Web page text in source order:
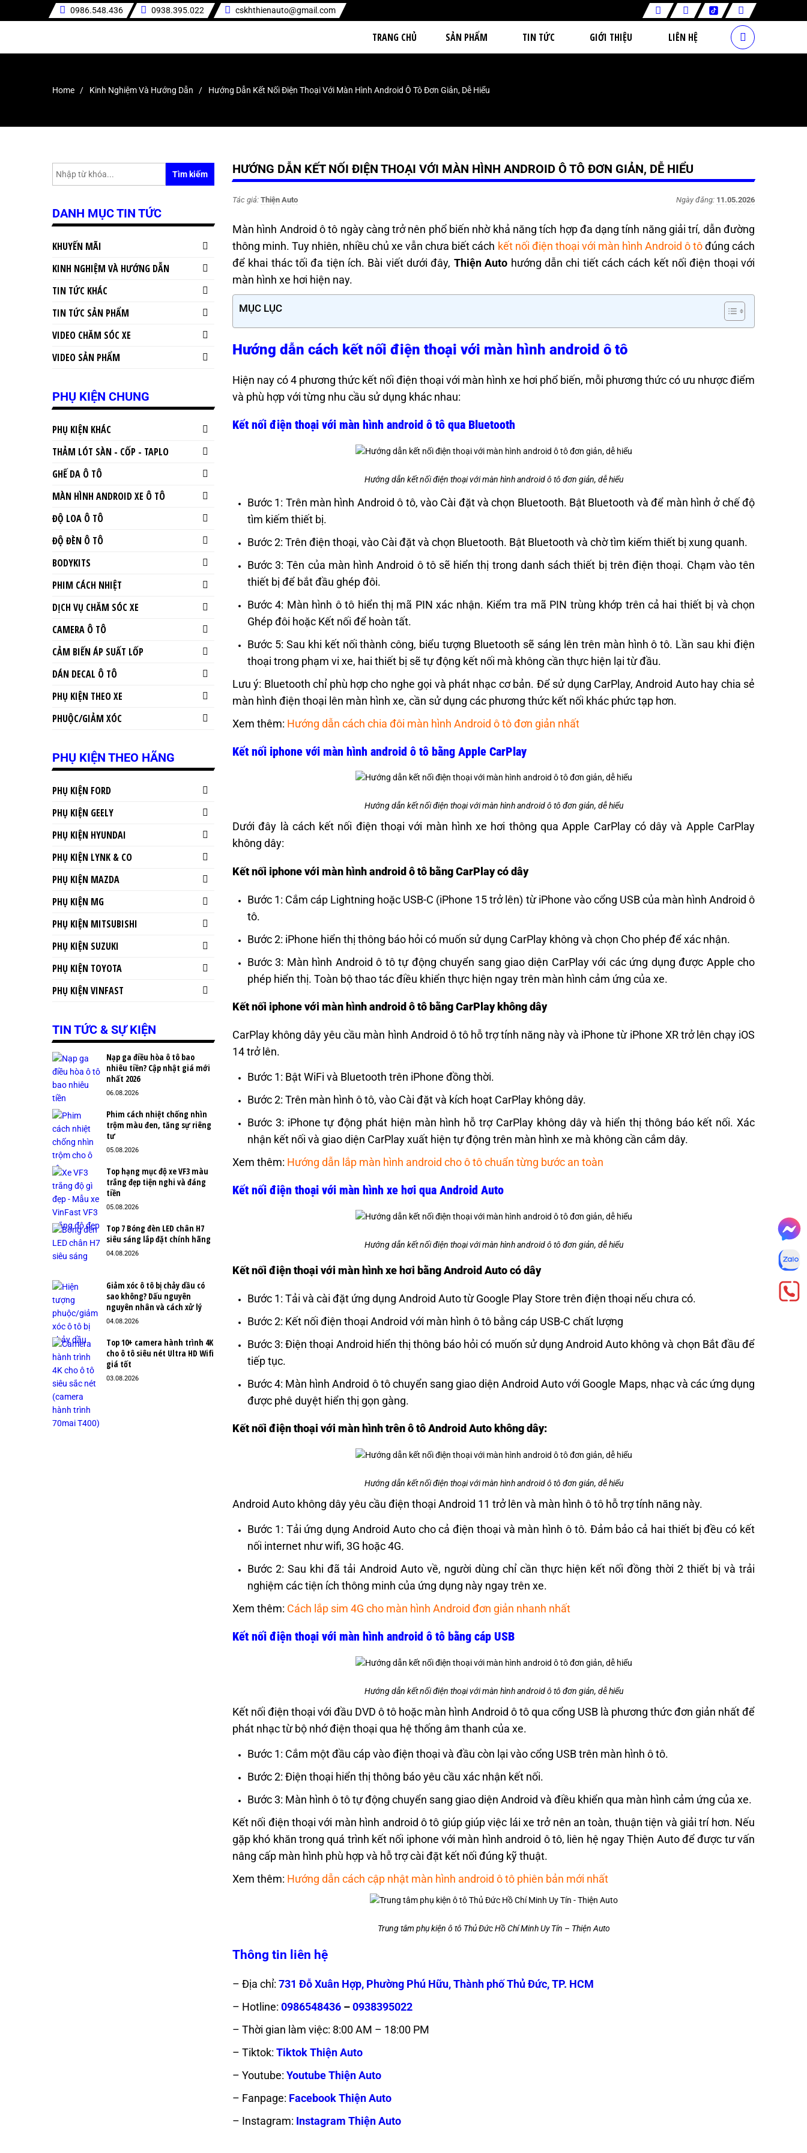
0986.548.436 0938.395.022 cskhthienauto@gmail.com
TRANG CHỦ SẢN PHẨM TIN TỨC GIỚI THIỆU LIÊN HỆ
Home Kinh Nghiệm Và Hướng Dẫn Hướng Dẫn Kết Nối Điện Thoại Với Màn Hình Android Ô Tô Đơn Giản, Dễ Hiểu
HƯỚNG DẪN KẾT NỐI ĐIỆN THOẠI VỚI MÀN HÌNH ANDROID Ô TÔ ĐƠN GIẢN, DỄ HIỂU
Tác giả: Thiện Auto Ngày đăng: 11.05.2026
Màn hình Android ô tô ngày càng trở nên phổ biến nhờ khả năng tích hợp đa dạng tính năng giải trí, dẫn đường
thông minh. Tuy nhiên, nhiều chủ xe vẫn chưa biết cách kết nối điện thoại với màn hình Android ô tôđúng cách
để khai thác tối đa tiện ích. Bài viết dưới đây, Thiện Auto hướng dẫn chi tiết cách cách kết nối điện thoại với
màn hình xe hơi hiện nay.
MỤC LỤC
Hướng dẫn cách kết nối điện thoại với màn hình android ô tô
Hiện nay có 4 phương thức kết nối điện thoại với màn hình xe hơi phổ biến, mỗi phương thức có ưu nhược điểm
và phù hợp với từng nhu cầu sử dụng khác nhau:
Kết nối điện thoại với màn hình android ô tô qua Bluetooth
Hướng dẫn kết nối điện thoại với màn hình android ô tô đơn giản, dễ hiểu
Bước 1: Trên màn hình Android ô tô, vào Cài đặt và chọn Bluetooth. Bật Bluetooth và để màn hình ở chế độ
tìm kiếm thiết bị.
Bước 2: Trên điện thoại, vào Cài đặt và chọn Bluetooth. Bật Bluetooth và chờ tìm kiếm thiết bị xung quanh.
Bước 3: Tên của màn hình Android ô tô sẽ hiển thị trong danh sách thiết bị trên điện thoại. Chạm vào tên
thiết bị để bắt đầu ghép đôi.
Bước 4: Màn hình ô tô hiển thị mã PIN xác nhận. Kiểm tra mã PIN trùng khớp trên cả hai thiết bị và chọn
Ghép đôi hoặc Kết nối để hoàn tất.
Bước 5: Sau khi kết nối thành công, biểu tượng Bluetooth sẽ sáng lên trên màn hình ô tô. Lần sau khi điện
thoại trong phạm vi xe, hai thiết bị sẽ tự động kết nối mà không cần thực hiện lại từ đầu.
Lưu ý: Bluetooth chỉ phù hợp cho nghe gọi và phát nhạc cơ bản. Để sử dụng CarPlay, Android Auto hay chia sẻ
màn hình điện thoại lên màn hình xe, cần sử dụng các phương thức kết nối khác phức tạp hơn.
Xem thêm: Hướng dẫn cách chia đôi màn hình Android ô tô đơn giản nhất
Kết nối iphone với màn hình android ô tô bằng Apple CarPlay
Hướng dẫn kết nối điện thoại với màn hình android ô tô đơn giản, dễ hiểu
Dưới đây là cách kết nối điện thoại với màn hình xe hơi thông qua Apple CarPlay có dây và Apple CarPlay
không dây:
Kết nối iphone với màn hình android ô tô bằng CarPlay có dây
Bước 1: Cắm cáp Lightning hoặc USB-C (iPhone 15 trở lên) từ iPhone vào cổng USB của màn hình Android ô
tô.
Bước 2: iPhone hiển thị thông báo hỏi có muốn sử dụng CarPlay không và chọn Cho phép để xác nhận.
Bước 3: Màn hình Android ô tô tự động chuyển sang giao diện CarPlay với các ứng dụng được Apple cho
phép hiển thị. Toàn bộ thao tác điều khiển thực hiện ngay trên màn hình cảm ứng của xe.
Kết nối iphone với màn hình android ô tô bằng CarPlay không dây
CarPlay không dây yêu cầu màn hình Android ô tô hỗ trợ tính năng này và iPhone từ iPhone XR trở lên chạy iOS
14 trở lên.
Bước 1: Bật WiFi và Bluetooth trên iPhone đồng thời.
Bước 2: Trên màn hình ô tô, vào Cài đặt và kích hoạt CarPlay không dây.
Bước 3: iPhone tự động phát hiện màn hình hỗ trợ CarPlay không dây và hiển thị thông báo kết nối. Xác
nhận kết nối và giao diện CarPlay xuất hiện tự động trên màn hình xe mà không cần cắm dây.
Xem thêm: Hướng dẫn lắp màn hình android cho ô tô chuẩn từng bước an toàn
Kết nối điện thoại với màn hình xe hơi qua Android Auto
Hướng dẫn kết nối điện thoại với màn hình android ô tô đơn giản, dễ hiểu
Kết nối điện thoại với màn hình xe hơi bằng Android Auto có dây
Bước 1: Tải và cài đặt ứng dụng Android Auto từ Google Play Store trên điện thoại nếu chưa có.
Bước 2: Kết nối điện thoại Android với màn hình ô tô bằng cáp USB-C chất lượng
Bước 3: Điện thoại Android hiển thị thông báo hỏi có muốn sử dụng Android Auto không và chọn Bắt đầu để
tiếp tục.
Bước 4: Màn hình Android ô tô chuyển sang giao diện Android Auto với Google Maps, nhạc và các ứng dụng
được phê duyệt hiển thị gọn gàng.
Kết nối điện thoại với màn hình trên ô tô Android Auto không dây:
Hướng dẫn kết nối điện thoại với màn hình android ô tô đơn giản, dễ hiểu
Android Auto không dây yêu cầu điện thoại Android 11 trở lên và màn hình ô tô hỗ trợ tính năng này.
Bước 1: Tải ứng dụng Android Auto cho cả điện thoại và màn hình ô tô. Đảm bảo cả hai thiết bị đều có kết
nối internet như wifi, 3G hoặc 4G.
Bước 2: Sau khi đã tải Android Auto về, người dùng chỉ cần thực hiện kết nối đồng thời 2 thiết bị và trải
nghiệm các tiện ích thông minh của ứng dụng này ngay trên xe.
Xem thêm: Cách lắp sim 4G cho màn hình Android đơn giản nhanh nhất
Kết nối điện thoại với màn hình android ô tô bằng cáp USB
Hướng dẫn kết nối điện thoại với màn hình android ô tô đơn giản, dễ hiểu
Kết nối điện thoại với đầu DVD ô tô hoặc màn hình Android ô tô qua cổng USB là phương thức đơn giản nhất để
phát nhạc từ bộ nhớ điện thoại qua hệ thống âm thanh của xe.
Bước 1: Cắm một đầu cáp vào điện thoại và đầu còn lại vào cổng USB trên màn hình ô tô.
Bước 2: Điện thoại hiển thị thông báo yêu cầu xác nhận kết nối.
Bước 3: Màn hình ô tô tự động chuyển sang giao diện Android và điều khiển qua màn hình cảm ứng của xe.
Kết nối điện thoại với màn hình android ô tô giúp giúp việc lái xe trở nên an toàn, thuận tiện và giải trí hơn. Nếu
gặp khó khăn trong quá trình kết nối iphone với màn hình android ô tô, liên hệ ngay Thiện Auto để được tư vấn
nâng cấp màn hình phù hợp và hỗ trợ cài đặt kết nối đúng kỹ thuật.
Xem thêm: Hướng dẫn cách cập nhật màn hình android ô tô phiên bản mới nhất
Trung tâm phụ kiện ô tô Thủ Đức Hồ Chí Minh Uy Tín – Thiện Auto
Thông tin liên hệ
– Địa chỉ: 731 Đỗ Xuân Hợp, Phường Phú Hữu, Thành phố Thủ Đức, TP. HCM
– Hotline: 0986548436 –0938395022
– Thời gian làm việc: 8:00 AM – 18:00 PM
– Tiktok: Tiktok Thiện Auto
– Youtube: Youtube Thiện Auto
– Fanpage: Facebook Thiện Auto
– Instagram: Instagram Thiện Auto
Tìm kiếm
DANH MỤC TIN TỨC
KHUYẾN MÃI
KINH NGHIỆM VÀ HƯỚNG DẪN
TIN TỨC KHÁC
TIN TỨC SẢN PHẨM
VIDEO CHĂM SÓC XE
VIDEO SẢN PHẨM
PHỤ KIỆN CHUNG
PHỤ KIỆN KHÁC
THẢM LÓT SÀN - CỐP - TAPLO
GHẾ DA Ô TÔ
MÀN HÌNH ANDROID XE Ô TÔ
ĐỘ LOA Ô TÔ
ĐỘ ĐÈN Ô TÔ
BODYKITS
PHIM CÁCH NHIỆT
DỊCH VỤ CHĂM SÓC XE
CAMERA Ô TÔ
CẢM BIẾN ÁP SUẤT LỐP
DÁN DECAL Ô TÔ
PHỤ KIỆN THEO XE
PHUỘC/GIẢM XÓC
PHỤ KIỆN THEO HÃNG
PHỤ KIỆN FORD
PHỤ KIỆN GEELY
PHỤ KIỆN HYUNDAI
PHỤ KIỆN LYNK & CO
PHỤ KIỆN MAZDA
PHỤ KIỆN MG
PHỤ KIỆN MITSUBISHI
PHỤ KIỆN SUZUKI
PHỤ KIỆN TOYOTA
PHỤ KIỆN VINFAST
TIN TỨC & SỰ KIỆN
Nạp ga điều hòa ô tô bao
nhiêu tiền? Cập nhật giá mới
nhất 2026
06.08.2026
Phim cách nhiệt chống nhìn
trộm màu đen, tăng sự riêng
tư
05.08.2026
Top hạng mục độ xe VF3 màu
trắng đẹp tiện nghi và đáng
tiền
05.08.2026
Top 7 Bóng đèn LED chân H7
siêu sáng lắp đặt chính hãng
04.08.2026
Giảm xóc ô tô bị chảy dầu có
sao không? Dấu nguyên
nguyên nhân và cách xử lý
04.08.2026
Top 10+ camera hành trình 4K
cho ô tô siêu nét Ultra HD Wifi
giá tốt
03.08.2026